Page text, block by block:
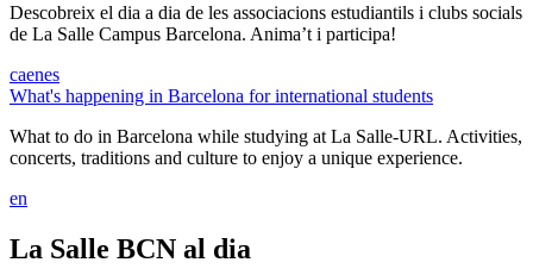
Descobreix el dia a dia de les associacions estudiantils i clubs socials
de La Salle Campus Barcelona. Anima’t i participa!
caenes
What's happening in Barcelona for international students
What to do in Barcelona while studying at La Salle-URL. Activities,
concerts, traditions and culture to enjoy a unique experience.
en
La Salle BCN al dia